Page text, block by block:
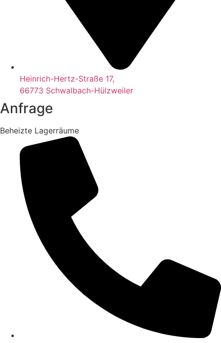
Heinrich-Hertz-Straße 17,
66773 Schwalbach-Hülzweiler
Anfrage
Beheizte Lagerräume